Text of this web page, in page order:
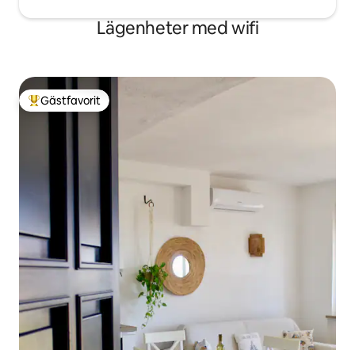
Lägenheter med wifi
Populär gästfavorit
Gästfavorit